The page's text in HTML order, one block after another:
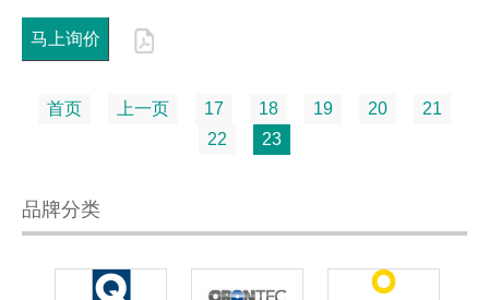
马上询价
首页 上一页 17 18 19 20
21
22
23
品牌分类